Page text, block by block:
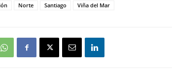
Norte Santiago Viña del Mar